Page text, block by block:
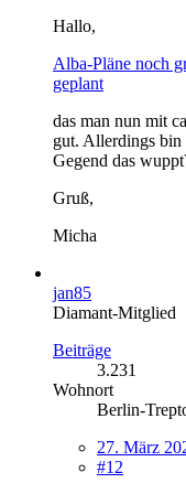
Hallo,
Alba-Pläne noch
geplant
das man nun mit
gut. Allerdings
Gegend das
Gruß,
Micha
jan85
Diamant-Mitglied
Beiträge
3.231
Wohnort
Berlin-
27. März
#12